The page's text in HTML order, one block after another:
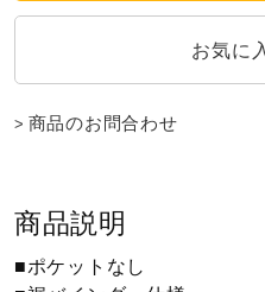
インナー
アウトドア／レイン
商品のお問合わせ
商品説明
■ポケットなし